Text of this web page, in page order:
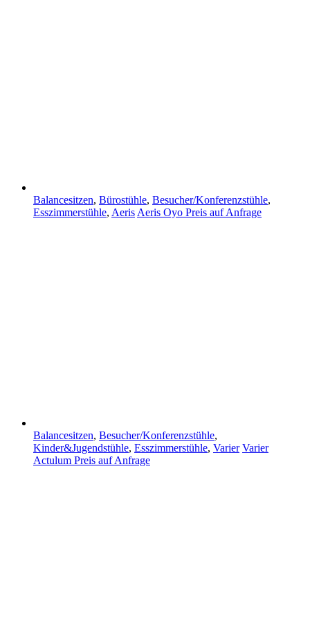
Balancesitzen, Bürostühle, Besucher/Konferenzstühle,
Esszimmerstühle, Aeris Aeris Oyo Preis auf Anfrage
Balancesitzen, Besucher/Konferenzstühle,
Kinder&Jugendstühle, Esszimmerstühle, Varier Varier
Actulum Preis auf Anfrage